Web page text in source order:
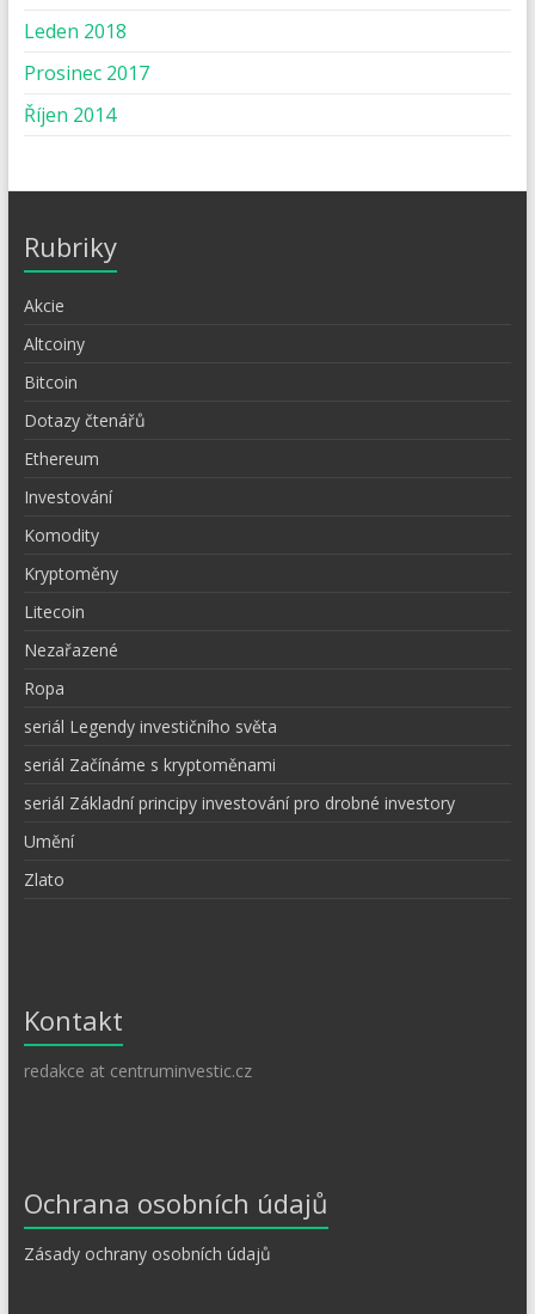
Leden 2018
Prosinec 2017
Říjen 2014
Rubriky
Akcie
Altcoiny
Bitcoin
Dotazy čtenářů
Ethereum
Investování
Komodity
Kryptoměny
Litecoin
Nezařazené
Ropa
seriál Legendy investičního světa
seriál Začínáme s kryptoměnami
seriál Základní principy investování pro drobné investory
Umění
Zlato
Kontakt
redakce at centruminvestic.cz
Ochrana osobních údajů
Zásady ochrany osobních údajů